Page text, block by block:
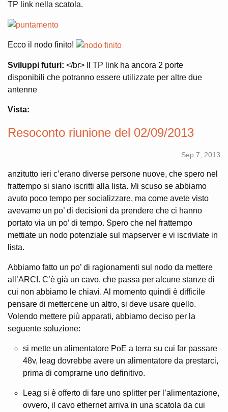
TP link nella scatola.
Ecco il nodo finito!
Sviluppi futuri: </br> Il TP link ha ancora 2 porte
disponibili che potranno essere utilizzate per altre due
antenne
Vista:
Resoconto riunione del 02/09/2013
Sep 7, 2013
anzitutto ieri c’erano diverse persone nuove, che spero nel
frattempo si siano iscritti alla lista. Mi scuso se abbiamo
avuto poco tempo per socializzare, ma come avete visto
avevamo un po’ di decisioni da prendere che ci hanno
portato via un po’ di tempo. Spero che nel frattempo
mettiate un nodo potenziale sul mapserver e vi iscriviate in
lista.
Abbiamo fatto un po’ di ragionamenti sul nodo da mettere
all’ARCI. C’è già un cavo, che passa per alcune stanze di
cui non abbiamo le chiavi. Al momento quindi è difficile
pensare di mettercene un altro, si deve usare quello.
Volendo mettere più apparati, abbiamo deciso per la
seguente soluzione:
si mette un alimentatore PoE a terra su cui far passare
48v, leag dovrebbe avere un alimentatore da prestarci,
prima di comprarne uno definitivo.
Leag si è offerto di fare uno splitter per l’alimentazione,
ovvero, il cavo ethernet arriva in una scatola da cui